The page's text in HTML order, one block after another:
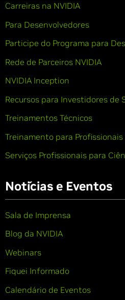
Carreiras na NVIDIA
Para Desenvolvedores
Participe do Programa para
Rede de Parceiros NVIDIA
NVIDIA Inception
Recursos para Investidores de
Treinamentos Técnicos
Treinamento para Profissionais
Serviços Profissionais para
Notícias e Eventos
Sala de Imprensa
Blog da NVIDIA
Webinars
Fiquei Informado
Calendário de Eventos